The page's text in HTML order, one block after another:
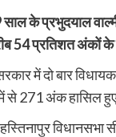
के प्रभुदयाल
54 प्रतिशत अंकों
सरकार में दो बार
में से 271 अंक हासिल
विधानसभा